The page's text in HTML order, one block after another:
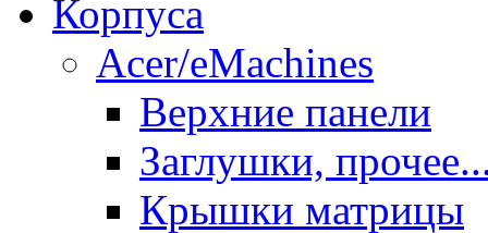
Корпуса
Acer/eMachines
Верхние панели
Заглушки,
Крышки матрицы